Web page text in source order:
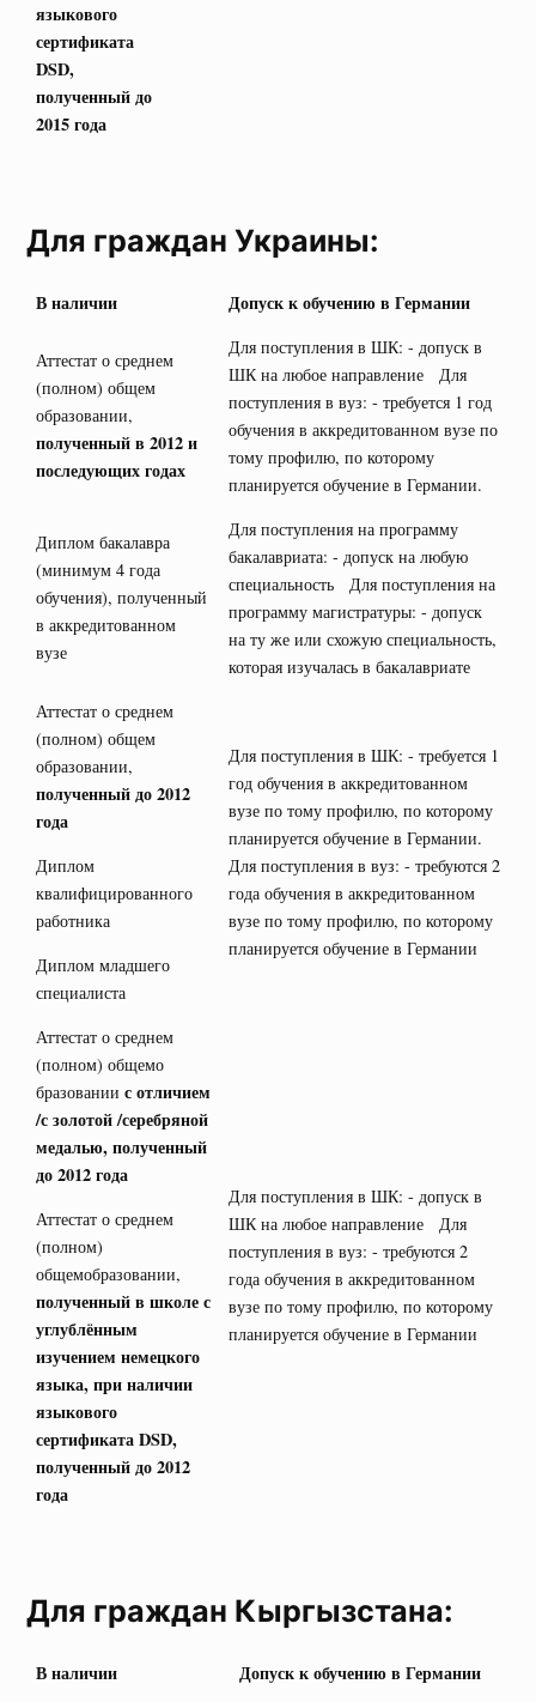
языкового
сертификата
DSD,
полученный до
2015 года
Для граждан Украины:
В наличии Допуск к обучению в Германии
Аттестат о среднем
(полном) общем
образовании,
полученный в 2012 и
последующих годах
Для поступления в ШК: - допуск в
ШК на любое направление Для
поступления в вуз: - требуется 1 год
обучения в аккредитованном вузе по
тому профилю, по которому
планируется обучение в Германии.
Диплом бакалавра
(минимум 4 года
обучения), полученный
в аккредитованном
вузе
Для поступления на программу
бакалавриата: - допуск на любую
специальность Для поступления на
программу магистратуры: - допуск
на ту же или схожую специальность,
которая изучалась в бакалавриате
Аттестат о среднем
(полном) общем
образовании,
полученный до 2012
года
Для поступления в ШК: - требуется 1
год обучения в аккредитованном
вузе по тому профилю, по которому
планируется обучение в Германии.
Для поступления в вуз: - требуются 2
года обучения в аккредитованном
вузе по тому профилю, по которому
планируется обучение в Германии
Диплом
квалифицированного
работника
Диплом младшего
специалиста
Аттестат о среднем
(полном) общемо
бразовании с отличием
/с золотой /серебряной
медалью, полученный
до 2012 года
Для поступления в ШК: - допуск в
ШК на любое направление Для
поступления в вуз: - требуются 2
года обучения в аккредитованном
вузе по тому профилю, по которому
планируется обучение в Германии
Аттестат о среднем
(полном)
общемобразовании,
полученный в школе с
углублённым
изучением немецкого
языка, при наличии
языкового
сертификатаDSD,
полученный до 2012
года
Для граждан Кыргызстана:
В наличии Допуск к обучению в Германии